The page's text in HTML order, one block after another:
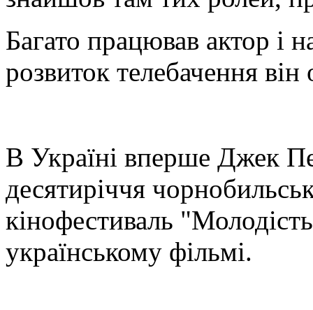
Багато працював актор і
розвиток телебачення
В Україні вперше Джек
десятиріччя
кінофестиваль
українському фільмі.